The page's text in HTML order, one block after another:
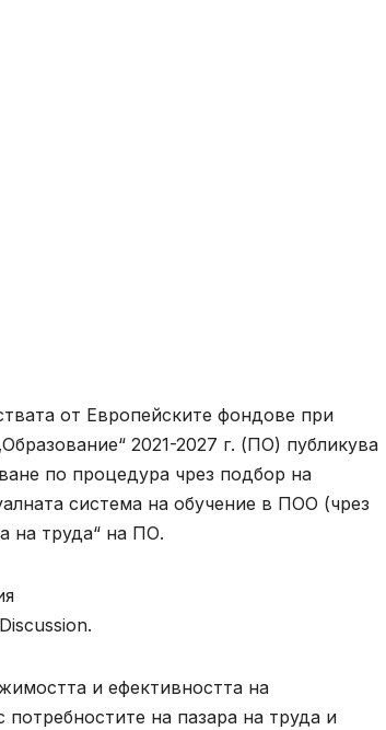
от Европейските фондове при
2021-2027 г. (ПО) публикува
по процедура чрез подбор на
система на обучение в ПОО (чрез
на труда“ на ПО.
и ефективността на
на пазара на труда и